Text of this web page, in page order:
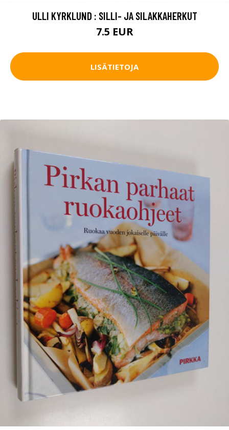
ULLI KYRKLUND : SILLI- JA SILAKKAHERKUT
7.5 EUR
LISÄTIETOJA